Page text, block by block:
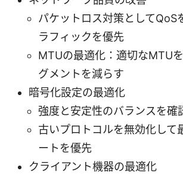
パケットロス対策としてQoS
ラフィックを優先
MTUの最適化：適切なMTU
グメントを減らす
暗号化設定の最適化
強度と安定性のバランスを確
古いプロトコルを無効化して
ートを優先
クライアント機器の最適化